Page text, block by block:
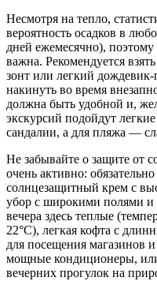
Несмотря на тепло,
вероятность осадков в
дней ежемесячно),
важна. Рекомендуется
зонт или легкий
накинуть во время
должна быть удобной и,
экскурсий подойдут
сандалии, а для пляжа —
Не забывайте о защите от
очень активно:
солнцезащитный крем с
убор с широкими полями и
вечера здесь теплые
22°C), легкая кофта с
для посещения магазинов
мощные кондиционеры,
вечерних прогулок на